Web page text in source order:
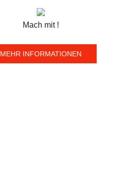
Mach mit !
MEHR INFORMATIONEN